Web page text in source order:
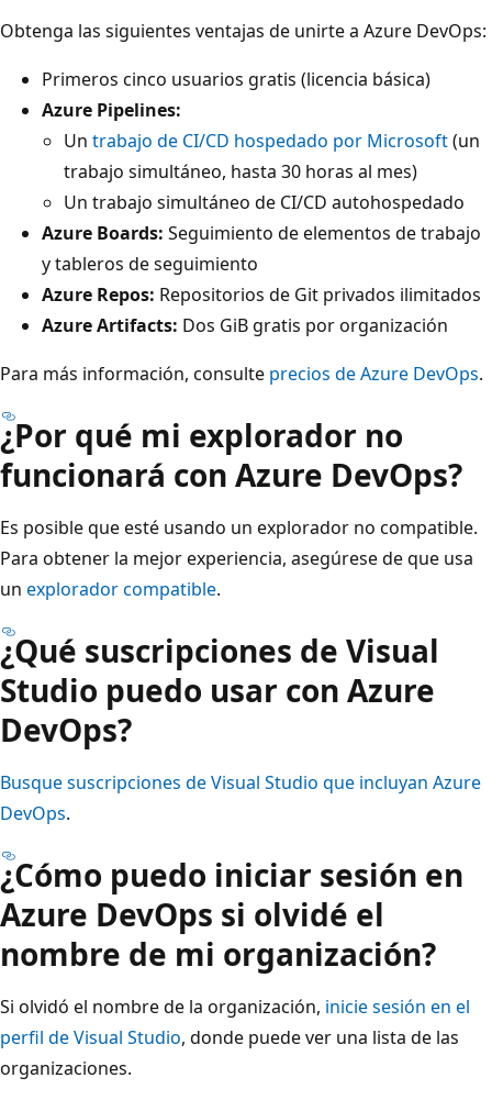
Obtenga las siguientes ventajas de unirte a Azure DevOps:
Primeros cinco usuarios gratis (licencia básica)
Azure Pipelines:
Un trabajo de CI/CD hospedado por Microsoft(un
trabajo simultáneo, hasta 30 horas al mes)
Un trabajo simultáneo de CI/CD autohospedado
Azure Boards: Seguimiento de elementos de trabajo
y tableros de seguimiento
Azure Repos: Repositorios de Git privados ilimitados
Azure Artifacts: Dos GiB gratis por organización
Para más información, consulte precios de Azure DevOps.
¿Por qué mi explorador no
funcionará con Azure DevOps?
Es posible que esté usando un explorador no compatible.
Para obtener la mejor experiencia, asegúrese de que usa
un explorador compatible.
¿Qué suscripciones de Visual
Studio puedo usar con Azure
DevOps?
Busque suscripciones de Visual Studio que incluyan Azure
DevOps.
¿Cómo puedo iniciar sesión en
Azure DevOps si olvidé el
nombre de mi organización?
Si olvidó el nombre de la organización, inicie sesión en el
perfil de Visual Studio, donde puede ver una lista de las
organizaciones.